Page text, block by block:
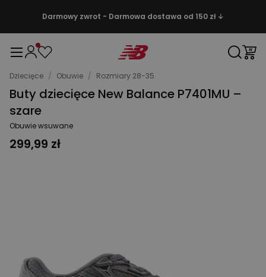
Darmowy zwrot - Darmowa dostawa od 150 zł ↓
Dziecięce / Obuwie / Rozmiary 28-35
Buty dziecięce New Balance P7401MU –
szare
Obuwie wsuwane
299,99 zł